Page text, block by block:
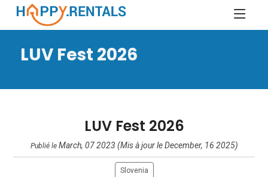
LUV Fest 2026
LUV Fest 2026
Publié le March, 07 2023 (Mis à jour le December, 16 2025)
Slovenia